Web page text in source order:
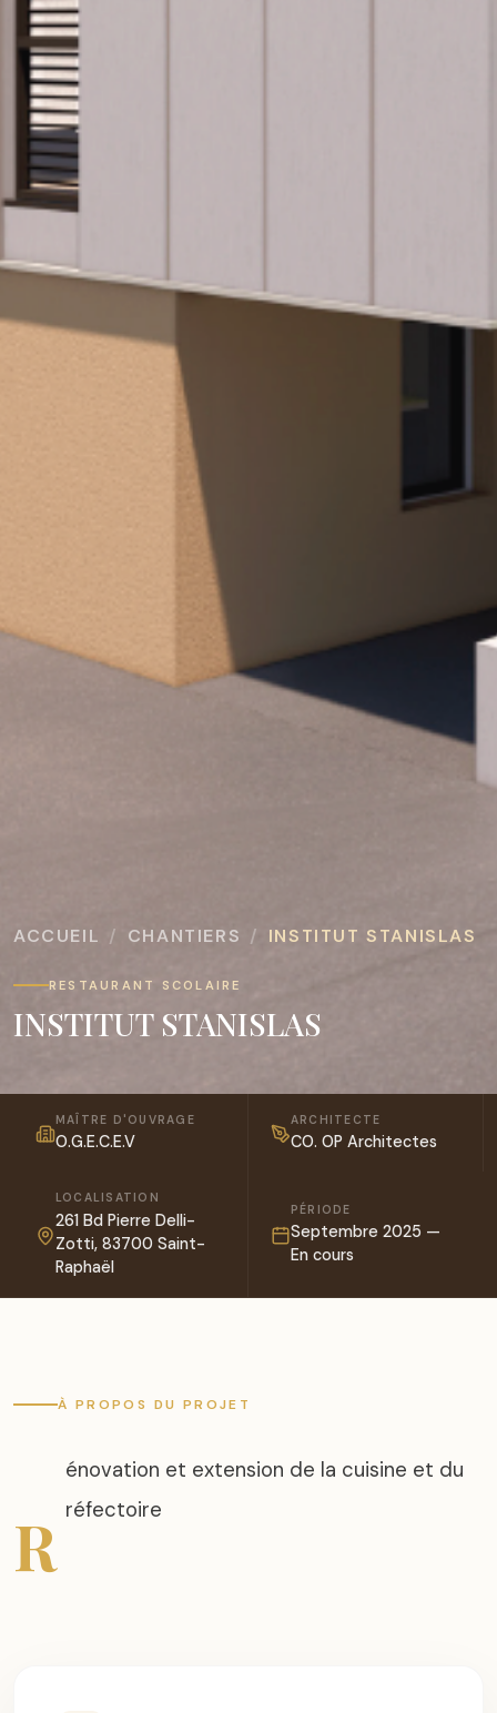
ACCUEIL CHANTIERS INSTITUT STANISLAS
RESTAURANT SCOLAIRE
INSTITUT STANISLAS
MAÎTRE D'OUVRAGE
O.G.E.C.E.V
ARCHITECTE
CO. OP Architectes
LOCALISATION
261 Bd Pierre Delli-
Zotti, 83700 Saint-
Raphaël
PÉRIODE
Septembre 2025 —
En cours
À PROPOS DU PROJET
R
énovation et extension de la cuisine et du
réfectoire